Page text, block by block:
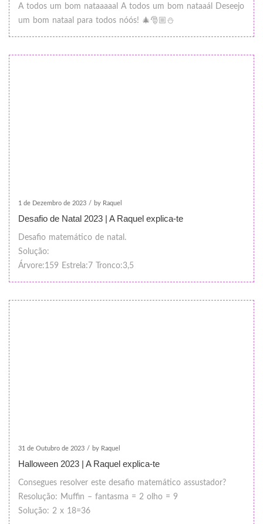
A todos um bom nataaaaal A todos um bom nataaál Deseejo
um bom nataal para todos nóós! 🎄🎅🏼⛄️
1 de Dezembro de 2023 / by Raquel
Desafio de Natal 2023 | A Raquel explica-te
Desafio matemático de natal.
Solução:
Árvore:159 Estrela:7 Tronco:3,5
31 de Outubro de 2023 / by Raquel
Halloween 2023 | A Raquel explica-te
Consegues resolver este desafio matemático assustador?
Resolução: Muffin – fantasma = 2 olho = 9
Solução: 2 x 18=36